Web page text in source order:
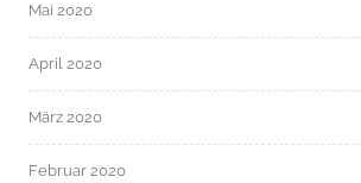
Mai 2020
April 2020
März 2020
Februar 2020